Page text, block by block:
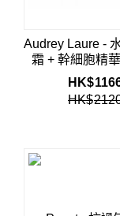
Audrey Laure -
霜 + 幹細胞精
HK$
HK$